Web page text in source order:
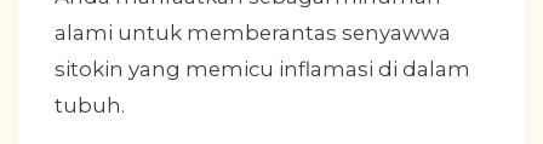
alami untuk memberantas senyawwa
sitokin yang memicu inflamasi di dalam
tubuh.